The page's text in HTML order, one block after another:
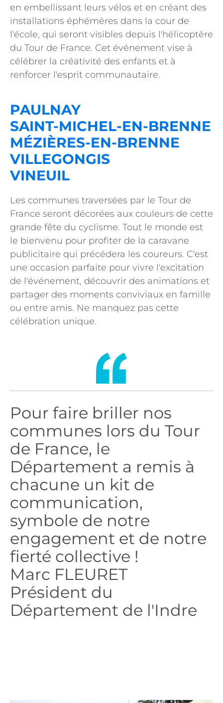
en embellissant leurs vélos et en créant des
installations éphémères dans la cour de
l'école, qui seront visibles depuis l'hélicoptère
du Tour de France. Cet événement vise à
célébrer la créativité des enfants et à
renforcer l'esprit communautaire.
PAULNAY
SAINT-MICHEL-EN-BRENNE
MÉZIÈRES-EN-BRENNE
VILLEGONGIS
VINEUIL
Les communes traversées par le Tour de
France seront décorées aux couleurs de cette
grande fête du cyclisme. Tout le monde est
le bienvenu pour profiter de la caravane
publicitaire qui précédera les coureurs. C'est
une occasion parfaite pour vivre l'excitation
de l'événement, découvrir des animations et
partager des moments conviviaux en famille
ou entre amis. Ne manquez pas cette
célébration unique.
Pour faire briller nos
communes lors du Tour
de France, le
Département a remis à
chacune un kit de
communication,
symbole de notre
engagement et de notre
fierté collective !
Marc FLEURET
Président du
Département de l'Indre